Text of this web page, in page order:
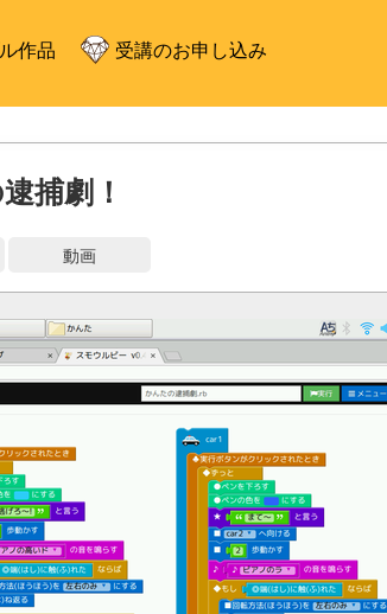
作品 受講のお申し込み
捕劇！
動画